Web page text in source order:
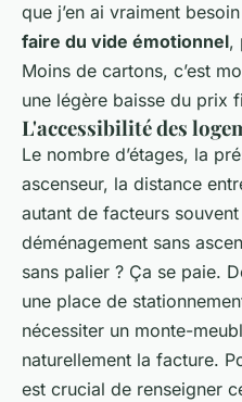
que j’en ai vraiment
faire du vide émotionnel,
Moins de cartons, c’est
une légère baisse du prix
L'accessibilité des
Le nombre d’étages, la
ascenseur, la distance
autant de facteurs
déménagement sans
sans palier ? Ça se paie.
une place de
nécessiter un monte-
naturellement la facture.
est crucial de renseigner